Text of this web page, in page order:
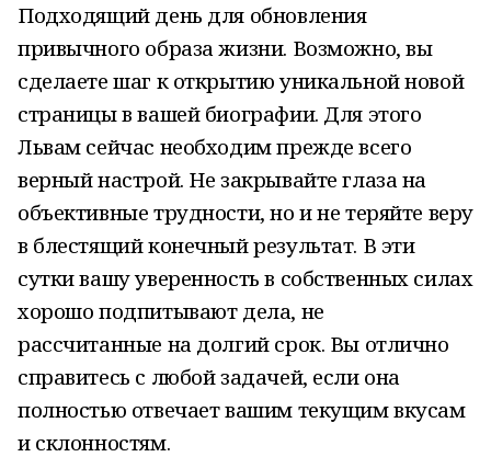
Подходящий день для обновления
привычного образа жизни. Возможно, вы
сделаете шаг к открытию уникальной новой
страницы в вашей биографии. Для этого
Львам сейчас необходим прежде всего
верный настрой. Не закрывайте глаза на
объективные трудности, но и не теряйте веру
в блестящий конечный результат. В эти
сутки вашу уверенность в собственных силах
хорошо подпитывают дела, не
рассчитанные на долгий срок. Вы отлично
справитесь с любой задачей, если она
полностью отвечает вашим текущим вкусам
и склонностям.